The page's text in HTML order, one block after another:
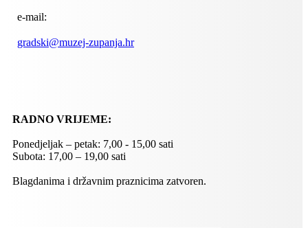
e-mail:
gradski@muzej-zupanja.hr
RADNO VRIJEME:
Ponedjeljak – petak: 7,00 - 15,00 sati
Subota: 17,00 – 19,00 sati
Blagdanima i državnim praznicima zatvoren.